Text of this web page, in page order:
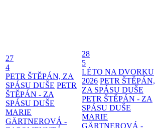
27
4
PETR ŠTĚPÁN, ZA
SPÁSU DUŠE PETR
ŠTĚPÁN - ZA
SPÁSU DUŠE
MARIE
GÄRTNEROVÁ -
28
5
LÉTO NA DVORKU
2026 PETR ŠTĚPÁN,
ZA SPÁSU DUŠE
PETR ŠTĚPÁN - ZA
SPÁSU DUŠE
MARIE
GÄRTNEROVÁ -